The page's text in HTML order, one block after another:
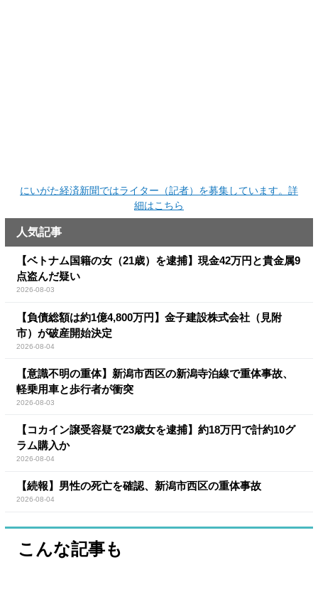
にいがた経済新聞ではライター（記者）を募集しています。詳
細はこちら
人気記事
【ベトナム国籍の女（21歳）を逮捕】現金42万円と貴金属9
点盗んだ疑い
2026-08-03
【負債総額は約1億4,800万円】金子建設株式会社（見附
市）が破産開始決定
2026-08-04
【意識不明の重体】新潟市西区の新潟寺泊線で重体事故、
軽乗用車と歩行者が衝突
2026-08-03
【コカイン譲受容疑で23歳女を逮捕】約18万円で計約10グ
ラム購入か
2026-08-04
【続報】男性の死亡を確認、新潟市西区の重体事故
2026-08-04
こんな記事も